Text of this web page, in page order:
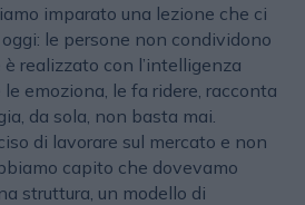
imparato una lezione che ci
le persone non condividono
realizzato con l’intelligenza
emoziona, le fa ridere, racconta
da sola, non basta mai.
di lavorare sul mercato e non
capito che dovevamo
struttura, un modello di